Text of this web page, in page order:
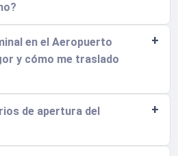
en el Aeropuerto
y cómo me traslado
de apertura del